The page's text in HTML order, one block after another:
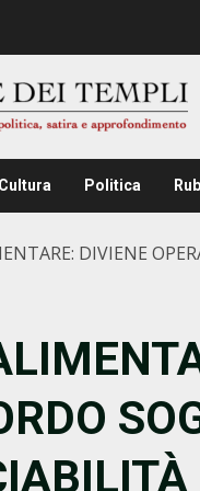
Cultura Politica
DIVIENE